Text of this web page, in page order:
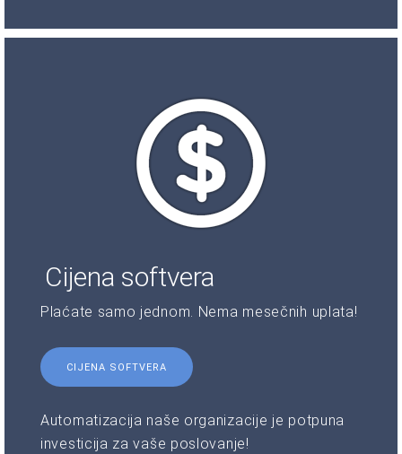
Cijena softvera
Plaćate samo jednom. Nema mesečnih uplata!
CIJENA SOFTVERA
Automatizacija naše organizacije je potpuna
investicija za vaše poslovanje!